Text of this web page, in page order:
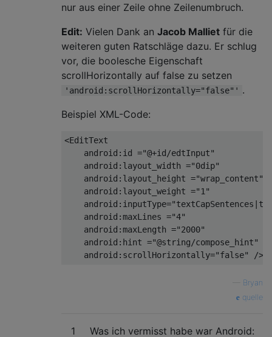
nur aus einer Zeile ohne Zeilenumbruch.
Edit: Vielen Dank an Jacob Malliet für die
weiteren guten Ratschläge dazu. Er schlug
vor, die boolesche Eigenschaft
scrollHorizontally auf false zu setzen
'android:scrollHorizontally="false"' .
Beispiel XML-Code:
<EditText
android:id ="@+id/edtInput"
android:layout_width ="0dip"
android:layout_height ="wrap_content"
android:layout_weight ="1"
android:inputType=
android:maxLines ="4"
android:maxLength ="2000"
android:hint ="@string/compose_hint"
android:scrollHorizontally="false" />
Bryan
quelle
1 Was ich vermisst habe war Android: